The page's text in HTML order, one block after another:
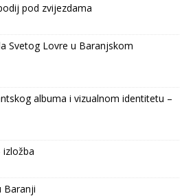
pod zvijezdama
Svetog Lovre u Baranjskom
albuma i vizualnom identitetu –
izložba
Baranji